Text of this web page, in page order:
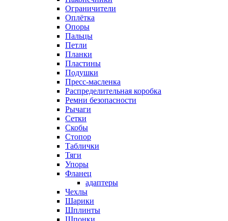
Ограничители
Оплётка
Опоры
Пальцы
Петли
Планки
Пластины
Подушки
Пресс-масленка
Распределительная коробка
Ремни безопасности
Рычаги
Сетки
Скобы
Стопор
Таблички
Тяги
Упоры
Фланец
адаптеры
Чехлы
Шарики
Шплинты
Шпонки